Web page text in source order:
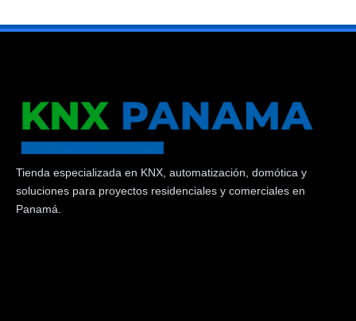
Tienda especializada en KNX, automatización, domótica y
soluciones para proyectos residenciales y comerciales en
Panamá.